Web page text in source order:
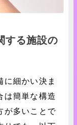
する施設の
に細かい決ま
は簡単な構造
が多いことで